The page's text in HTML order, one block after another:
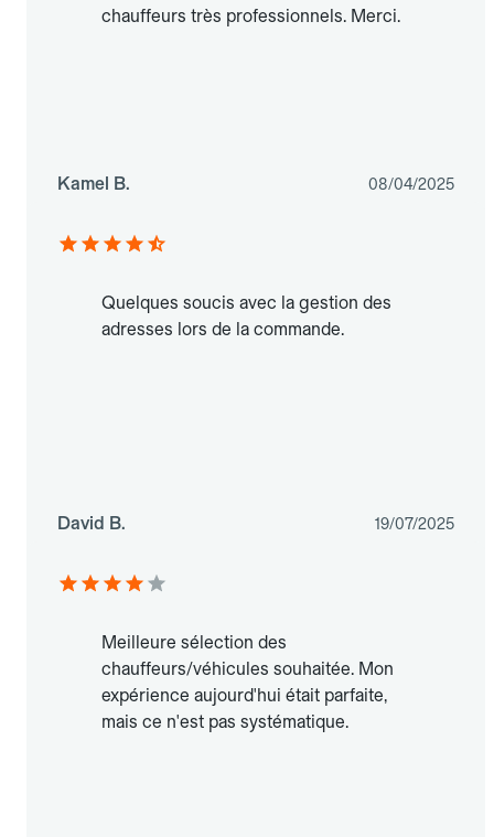
chauffeurs très professionnels. Merci.
Kamel B. 08/04/2025
Quelques soucis avec la gestion des
adresses lors de la commande.
David B. 19/07/2025
Meilleure sélection des
chauffeurs/véhicules souhaitée. Mon
expérience aujourd'hui était parfaite,
mais ce n'est pas systématique.